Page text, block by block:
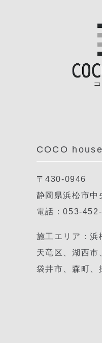
COCO house
〒430-0946
静岡県浜松市
電話：053-
施工エリア：浜
天竜区、湖西市
袋井市、森町、